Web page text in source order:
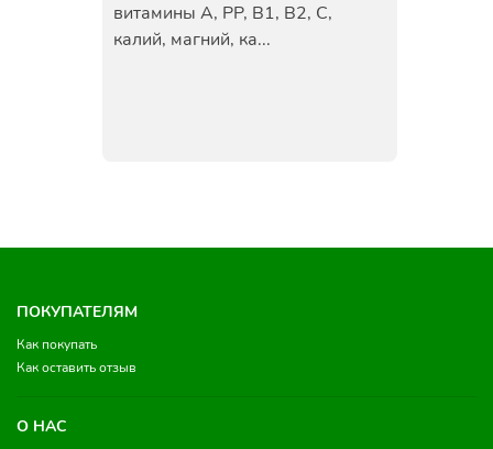
витамины А, РР, В1, В2, С,
калий, магний, ка...
ПОКУПАТЕЛЯМ
Как покупать
Как оставить отзыв
О НАС